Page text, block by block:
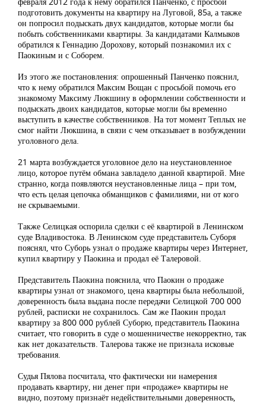
подготовить документы на квартиру на Луговой, 85а, а также
он попросил подыскать двух кандидатов, которые могли бы
побыть собственниками квартиры. За кандидатами Калмыков
обратился к Геннадию Дорохову, который познакомил их с
Паокиным и с Соборем.
Из этого же постановления: опрошенный Панченко пояснил,
что к нему обратился Максим Вощан с просьбой помочь его
знакомому Максиму Люкшину в оформлении собственности и
подыскать двоих кандидатов, которые могли бы временно
выступить в качестве собственников. На тот момент Теплых не
смог найти Люкшина, в связи с чем отказывает в возбуждении
уголовного дела.
21 марта возбуждается уголовное дело на неустановленное
лицо, которое путём обмана завладело данной квартирой. Мне
странно, когда появляются неустановленные лица – при том,
что есть целая цепочка обманщиков с фамилиями, ни от кого
не скрываемыми.
Также Селицкая оспорила сделки с её квартирой в Ленинском
суде Владивостока. В Ленинском суде представитель Суборя
пояснял, что Суборь узнал о продаже квартиры через Интернет,
купил квартиру у Паокина и продал её Талеровой.
Представитель Паокина пояснила, что Паокин о продаже
квартиры узнал от знакомого, цена квартиры была небольшой,
доверенность была выдана после передачи Селицкой 700 000
рублей, расписки не сохранилось. Сам же Паокин продал
квартиру за 800 000 рублей Суборю, представитель Паокина
считает, что говорить в суде о мошенничестве некорректно, так
как нет доказательств. Талерова также не признала исковые
требования.
Судья Пялова посчитала, что фактически ни намерения
продавать квартиру, ни денег при «продаже» квартиры не
видно, поэтому признаёт недействительными доверенность,